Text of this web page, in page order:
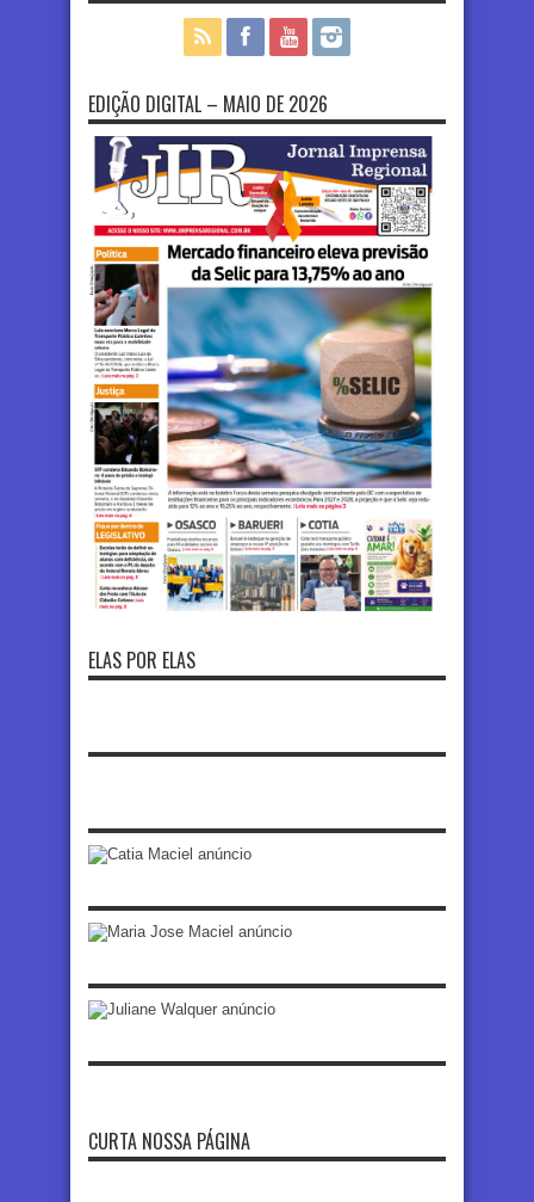
EDIÇÃO DIGITAL – MAIO DE 2026
ELAS POR ELAS
CURTA NOSSA PÁGINA